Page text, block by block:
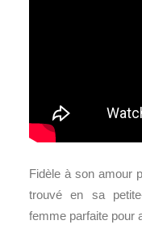
Fidèle à son amour
trouvé en sa
femme parfaite pour